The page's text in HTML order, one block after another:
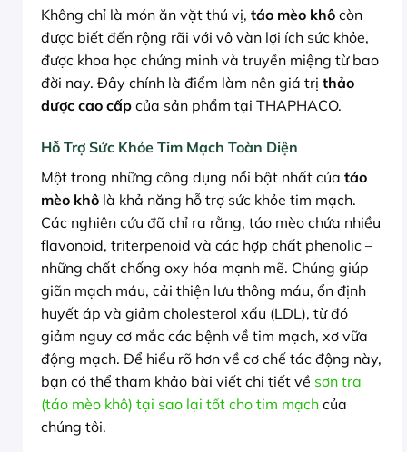
Không chỉ là món ăn vặt thú vị, táo mèo khô còn
được biết đến rộng rãi với vô vàn lợi ích sức khỏe,
được khoa học chứng minh và truyền miệng từ bao
đời nay. Đây chính là điểm làm nên giá trị thảo
dược cao cấp của sản phẩm tại THAPHACO.
Hỗ Trợ Sức Khỏe Tim Mạch Toàn Diện
Một trong những công dụng nổi bật nhất của táo
mèo khô là khả năng hỗ trợ sức khỏe tim mạch.
Các nghiên cứu đã chỉ ra rằng, táo mèo chứa nhiều
flavonoid, triterpenoid và các hợp chất phenolic –
những chất chống oxy hóa mạnh mẽ. Chúng giúp
giãn mạch máu, cải thiện lưu thông máu, ổn định
huyết áp và giảm cholesterol xấu (LDL), từ đó
giảm nguy cơ mắc các bệnh về tim mạch, xơ vữa
động mạch. Để hiểu rõ hơn về cơ chế tác động này,
bạn có thể tham khảo bài viết chi tiết về sơn tra
(táo mèo khô) tại sao lại tốt cho tim mạch của
chúng tôi.